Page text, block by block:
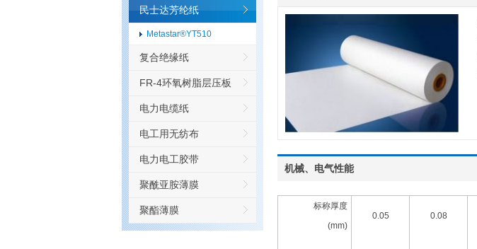
民士达芳纶纸
Metastar®YT510
复合绝缘纸
FR-4环氧树脂层压板
电力电缆纸
电工用无纺布
电力电工胶带
聚酰亚胺薄膜
聚酯薄膜
机械、电气性能
标称厚度
(mm)
0.05 0.08